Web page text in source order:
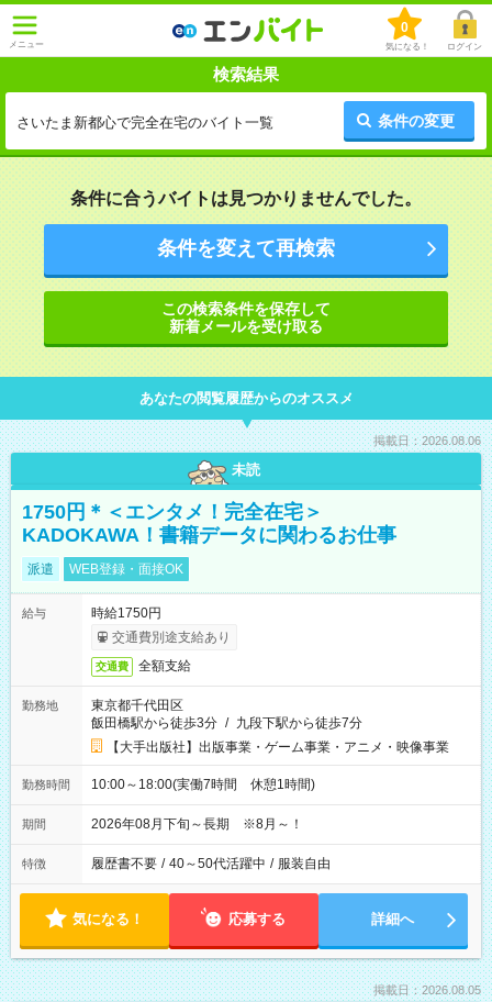
メニュー
0
気になる！ ログイン
検索結果
さいたま新都心で完全在宅のバイト一覧 条件の変更
条件に合うバイトは見つかりませんでした。
条件を変えて再検索
この検索条件を保存して
新着メールを受け取る
あなたの閲覧履歴からのオススメ
掲載日：2026.08.06
未読
1750円＊＜エンタメ！完全在宅＞
KADOKAWA！書籍データに関わるお仕事
派遣 WEB登録・面接OK
給与
時給1750円
交通費別途支給あり
交通費 全額支給
勤務地
東京都千代田区
飯田橋駅から徒歩3分 / 九段下駅から徒歩7分
【大手出版社】出版事業・ゲーム事業・アニメ・映像事業
勤務時間 10:00～18:00(実働7時間 休憩1時間)
期間 2026年08月下旬～長期 ※8月～！
特徴 履歴書不要 / 40～50代活躍中 / 服装自由
気になる！ 応募する 詳細へ
掲載日：2026.08.05